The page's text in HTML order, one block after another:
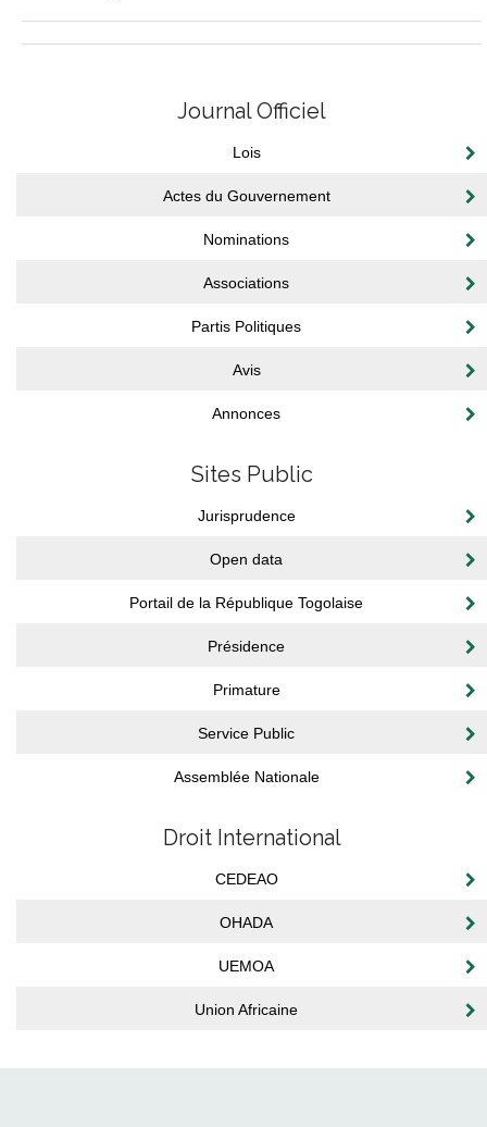
Journal Officiel
Lois
Actes du Gouvernement
Nominations
Associations
Partis Politiques
Avis
Annonces
Sites Public
Jurisprudence
Open data
Portail de la République Togolaise
Présidence
Primature
Service Public
Assemblée Nationale
Droit International
CEDEAO
OHADA
UEMOA
Union Africaine